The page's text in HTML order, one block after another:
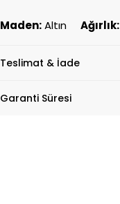
Maden:Altın Ağırlık:
Teslimat & İade
Garanti Süresi